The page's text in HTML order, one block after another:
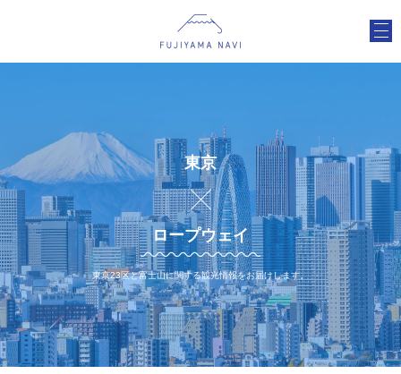
東京
ロープウェイ
東京23区と富士山に関する観光情報をお届けします。